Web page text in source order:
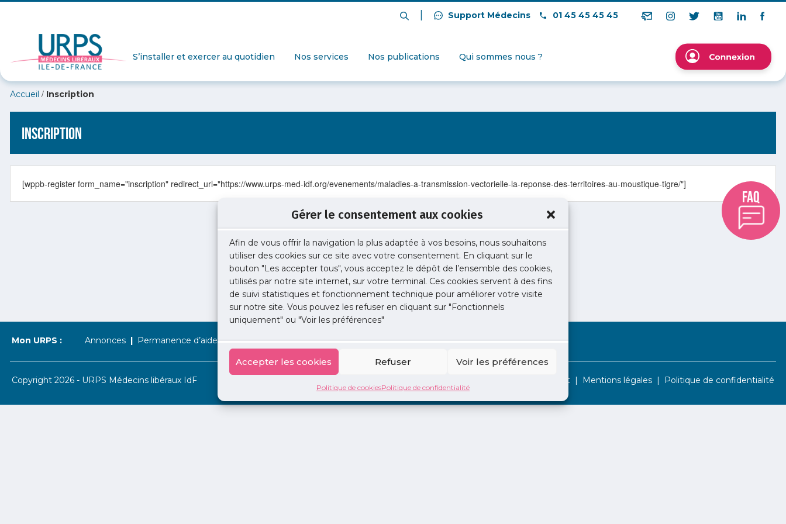
Gérer le consentement aux cookies
Afin de vous offrir la navigation la plus adaptée à vos besoins, nous souhaitons
utiliser des cookies sur ce site avec votre consentement. En cliquant sur le
bouton "Les accepter tous", vous acceptez le dépôt de l’ensemble des cookies,
utilisés par notre site internet, sur votre terminal. Ces cookies servent à des fins
de suivi statistiques et fonctionnement technique pour améliorer votre visite
sur notre site. Vous pouvez les refuser en cliquant sur "Fonctionnels
uniquement" ou "Voir les préférences"
Accepter les cookies Refuser Voir les préférences
Politique de cookiesPolitique de confidentialité
Support Médecins 01 45 45 45 45
S’installer et exercer au quotidien Nos services Nos publications Qui sommes nous ?
Accueil / Inscription
Inscription
[wppb-register form_name="inscription" redirect_url="https://www.urps-med-idf.org/evenements/maladies-a-transmission-vectorielle-la-reponse-des-territoires-au-moustique-tigre/"]
Mon URPS : Annonces Permanence d’aide à l’installation La Centrale 2 jours en libéral Adopte 1 Doc
Copyright 2026 - URPS Médecins libéraux IdF Contact Mentions légales Politique de confidentialité